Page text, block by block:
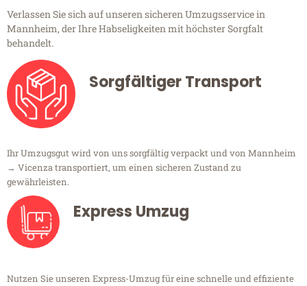
Verlassen Sie sich auf unseren sicheren Umzugsservice in
Mannheim, der Ihre Habseligkeiten mit höchster Sorgfalt
behandelt.
Sorgfältiger Transport
Ihr Umzugsgut wird von uns sorgfältig verpackt und von Mannheim
→ Vicenza transportiert, um einen sicheren Zustand zu
gewährleisten.
Express Umzug
Nutzen Sie unseren Express-Umzug für eine schnelle und effiziente